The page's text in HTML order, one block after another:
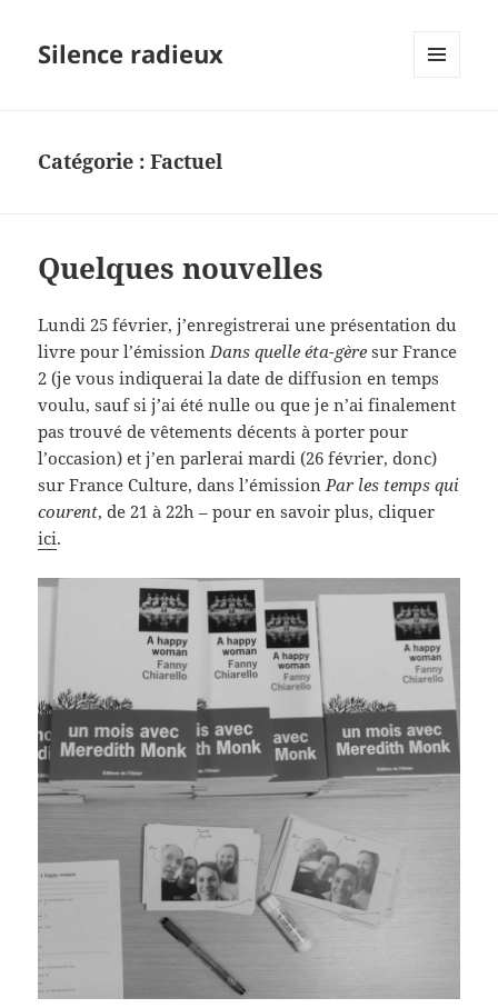
Silence radieux
Catégorie :Factuel
Quelques nouvelles
Lundi 25 février, j’enregistrerai une présentation du
livre pour l’émissionDans quelle éta-gère sur France
2 (je vous indiquerai la date de diffusion en temps
voulu, sauf si j’ai été nulle ou que je n’ai finalement
pas trouvé de vêtements décents à porter pour
l’occasion) et j’en parlerai mardi (26 février, donc)
sur France Culture, dans l’émissionPar les temps qui
courent, de 21 à 22h – pour en savoir plus, cliquer
ici.